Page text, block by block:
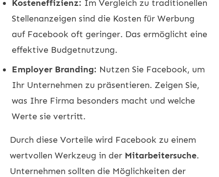
Kosteneffizienz: Im Vergleich zu traditionellen
Stellenanzeigen sind die Kosten für Werbung
auf Facebook oft geringer. Das ermöglicht eine
effektive Budgetnutzung.
Employer Branding: Nutzen Sie Facebook, um
Ihr Unternehmen zu präsentieren. Zeigen Sie,
was Ihre Firma besonders macht und welche
Werte sie vertritt.
Durch diese Vorteile wird Facebook zu einem
wertvollen Werkzeug in der Mitarbeitersuche.
Unternehmen sollten die Möglichkeiten der